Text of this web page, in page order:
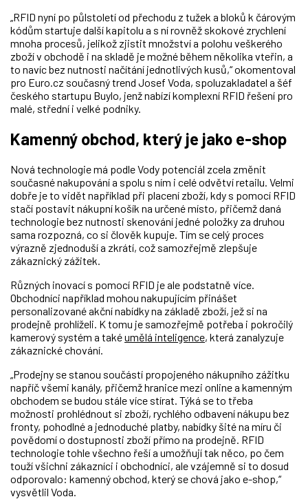
„RFID nyní po půlstoletí od přechodu z tužek a bloků k čárovým
kódům startuje další kapitolu a s ní rovněž skokové zrychlení
mnoha procesů, jelikož zjistit množství a polohu veškerého
zboží v obchodě i na skladě je možné během několika vteřin, a
to navíc bez nutnosti načítání jednotlivých kusů,“ okomentoval
pro Euro.cz současný trend Josef Voda, spoluzakladatel a šéf
českého startupu Buylo, jenž nabízí komplexní RFID řešení pro
malé, střední i velké podniky.
Kamenný obchod, který je jako e-shop
Nová technologie má podle Vody potenciál zcela změnit
současné nakupování a spolu s ním i celé odvětví retailu. Velmi
dobře je to vidět například při placení zboží, kdy s pomocí RFID
stačí postavit nákupní košík na určené místo, přičemž daná
technologie bez nutnosti skenování jedné položky za druhou
sama rozpozná, co si člověk kupuje. Tím se celý proces
výrazně zjednoduší a zkrátí, což samozřejmě zlepšuje
zákaznický zážitek.
Různých inovací s pomocí RFID je ale podstatně více.
Obchodníci například mohou nakupujícím přinášet
personalizované akční nabídky na základě zboží, jež si na
prodejně prohlíželi. K tomu je samozřejmě potřeba i pokročilý
kamerový systém a takéumělá inteligence, která zanalyzuje
zákaznické chování.
„Prodejny se stanou součástí propojeného nákupního zážitku
napříč všemi kanály, přičemž hranice mezi online a kamenným
obchodem se budou stále více stírat. Týká se to třeba
možnosti prohlédnout si zboží, rychlého odbavení nákupu bez
fronty, pohodlné a jednoduché platby, nabídky šité na míru či
povědomí o dostupnosti zboží přímo na prodejně. RFID
technologie tohle všechno řeší a umožňují tak něco, po čem
touží všichni zákazníci i obchodníci, ale vzájemně si to dosud
odporovalo: kamenný obchod, který se chová jako e-shop,“
vysvětlil Voda.